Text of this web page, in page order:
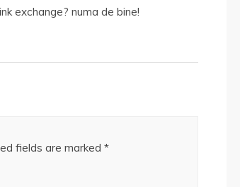
exchange? numa de bine!
fields are marked *